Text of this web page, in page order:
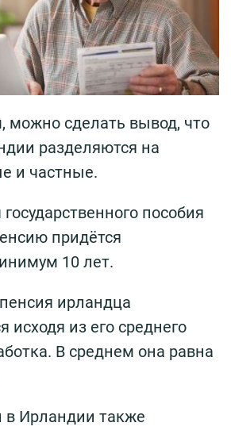
можно сделать вывод, что
разделяются на
и частные.
пособия
придётся
10 лет.
ирландца
исходя из его среднего
В среднем она равна
в Ирландии также